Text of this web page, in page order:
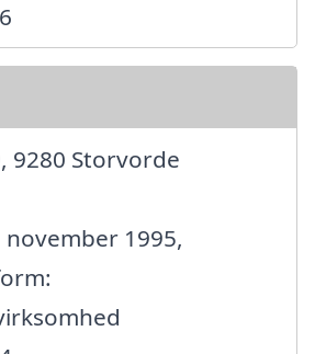
9280 Storvorde
1995,